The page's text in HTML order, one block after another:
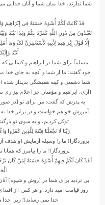
شما ندارند، خدا میان شما و آنان جدایی
قَدْ کَانَتْ لَکُمْ أُسْوَهٌ حَسَنَهٌ فِی إِبْرَاهِیمَ
تَعْبُدُونَ مِنْ دُونِ اللَّهِ کَفَرْنَا بِکُمْ وَبَدَا بَیْنَنَا
إِلَّا قَوْلَ إِبْرَاهِیمَ لِأَبِیهِ لَأَسْتَغْفِرَنَّ لَکَ وَمَا
أَنَبْنَا
مسلماً برای شما در ابراهیم و کسانی
خود گفتند: ما از شما و آنچه به جای خدا
شما دشمنی و کینه همیشگی پدیدار شده
[آری، ابراهیم و مؤمنان جز اعلام
به پدرش که گفت: من برای تو [در
آمرزش خواهم خواست و در برابر خدا به
توکل کردیم، و به سوی تو
رَبَّنَا لَا تَجْعَلْنَا فِتْنَهً لِلَّذِینَ کَفَرُوا
پروردگارا! ما را وسیله آزمایش [و هدف
پروردگارا! ما را بیامرز که
لَقَدْ کَانَ لَکُمْ فِیهِمْ أُسْوَهٌ حَسَنَهٌ لِمَنْ کَانَ
بی تردید برای شما در [روش و شیوه]
روز قیامت امید دارد. و هر کس [از
خدا نمی رساند]؛ زیرا خدا